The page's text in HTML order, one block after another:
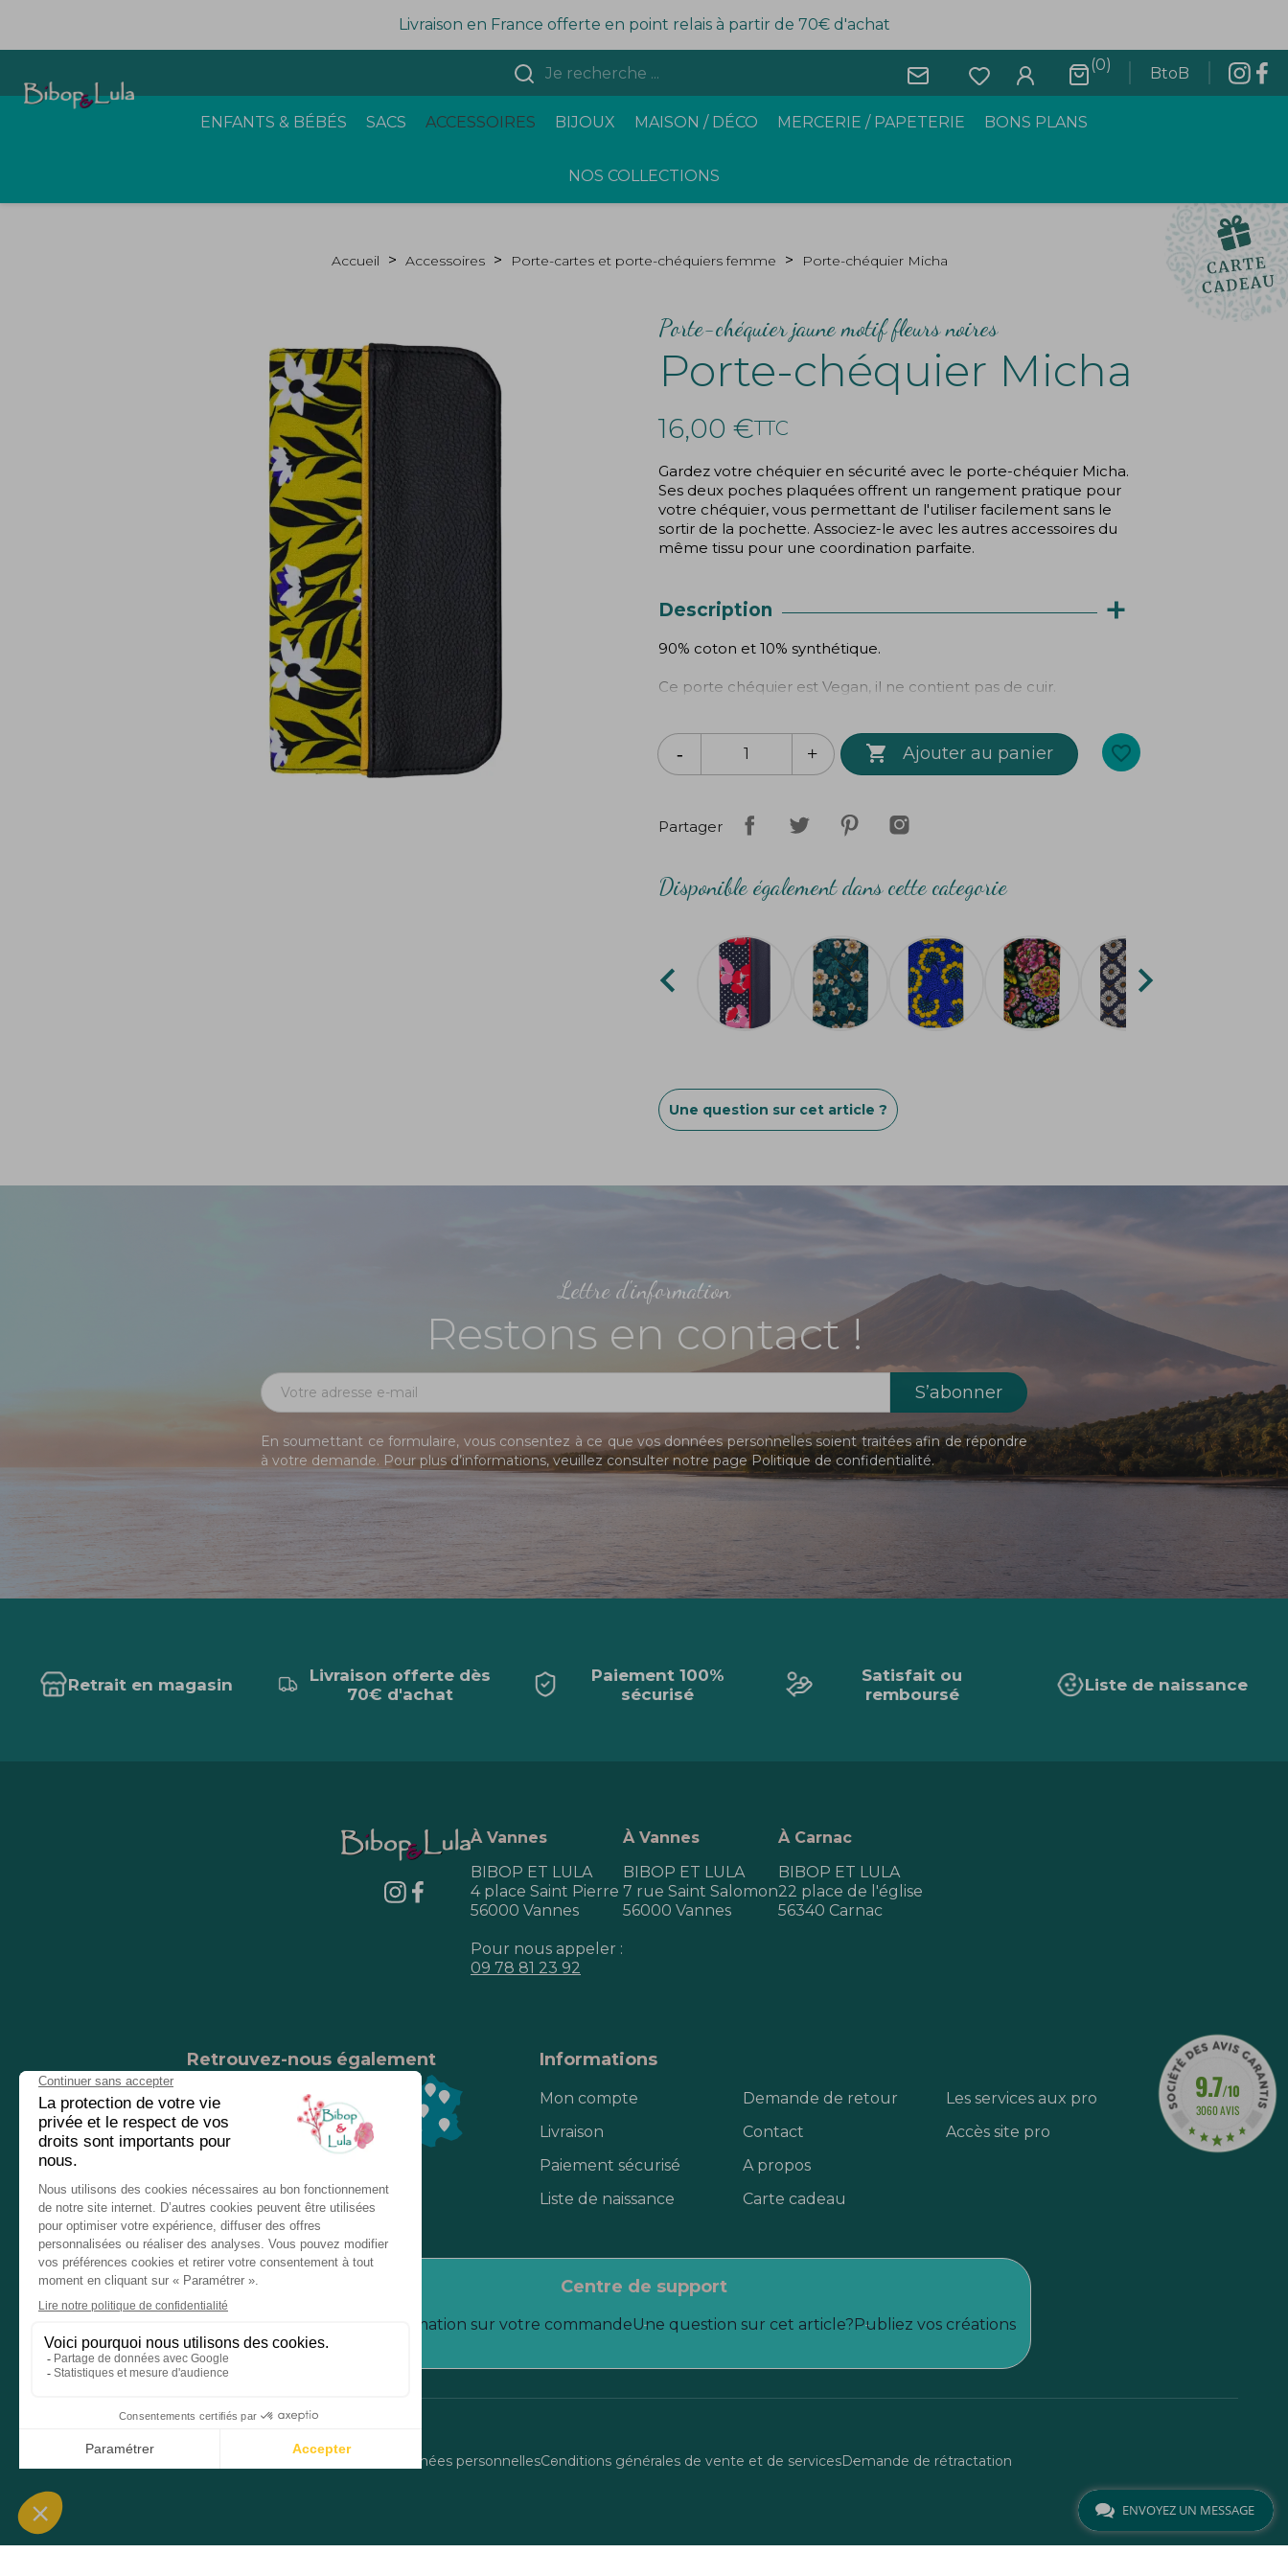
Livraison en France offerte en point relais à partir de 70€ d'achat
(0) BtoB
ENFANTS & BÉBÉS SACS ACCESSOIRES BIJOUX MAISON / DÉCO MERCERIE / PAPETERIE BONS PLANS
NOS COLLECTIONS
Accueil Accessoires Porte-cartes et porte-chéquiers femme Porte-chéquier Micha
Porte-chéquier jaune motif fleurs noires
Porte-chéquier Micha
16,00 €TTC
Gardez votre chéquier en sécurité avec le porte-chéquier Micha.
Ses deux poches plaquées offrent un rangement pratique pour
votre chéquier, vous permettant de l'utiliser facilement sans le
sortir de la pochette. Associez-le avec les autres accessoires du
même tissu pour une coordination parfaite.
Description +
90% coton et 10% synthétique.
Ce porte chéquier est Vegan, il ne contient pas de cuir.
Lavable en machine à 30°  Ajouter au panier favorite_border
Partager
Disponible également dans cette categorie
 
Une question sur cet article ?
Lettre d'information
Restons en contact !
En soumettant ce formulaire, vous consentez à ce que vos données personnelles soient traitées afin de répondre
à votre demande. Pour plus d’informations, veuillez consulter notre pagePolitique de confidentialité.
Retrait en magasin
Livraison offerte dès
70€ d'achat
Paiement 100%
sécurisé
Satisfait ou
remboursé
Liste de naissance
À Vannes
BIBOP ET LULA
4 place Saint Pierre
56000 Vannes
Pour nous appeler :
09 78 81 23 92
À Vannes
BIBOP ET LULA
7 rue Saint Salomon
56000 Vannes
À Carnac
BIBOP ET LULA
22 place de l'église
56340 Carnac
Retrouvez-nous également
Nos magasins
Chez nos revendeurs
Informations
Mon compte
Livraison
Paiement sécurisé
Liste de naissance
Demande de retour
Contact
A propos
Carte cadeau
Les services aux pro
Accès site pro
centre de support
Information sur votre commandeUne question sur cet article?Publiez vos créations
Mentions légales Données personnellesConditions générales de vente et de servicesDemande de rétractation
ENVOYEZ UN MESSAGE
9.7/10
3060 AVIS